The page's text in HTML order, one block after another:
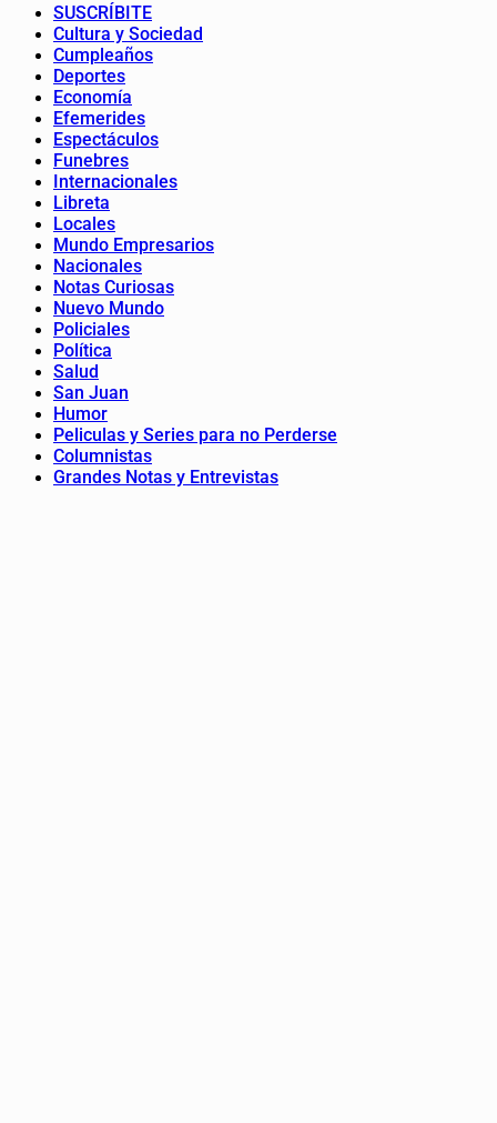
SUSCRÍBITE
Cultura y Sociedad
Cumpleaños
Deportes
Economía
Efemerides
Espectáculos
Funebres
Internacionales
Libreta
Locales
Mundo Empresarios
Nacionales
Notas Curiosas
Nuevo Mundo
Policiales
Política
Salud
San Juan
Humor
Peliculas y Series para no Perderse
Columnistas
Grandes Notas y Entrevistas